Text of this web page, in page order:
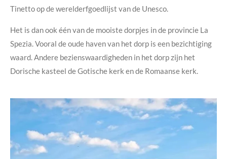
Tinetto op de werelderfgoedlijst van de Unesco.
Het is dan ook één van de mooiste dorpjes in de provincie La
Spezia. Vooral de oude haven van het dorp is een bezichtiging
waard. Andere bezienswaardigheden in het dorp zijn het
Dorische kasteel de Gotische kerk en de Romaanse kerk.